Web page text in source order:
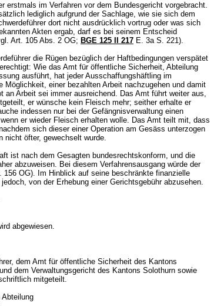
erstmals im Verfahren vor dem Bundesgericht vorgebracht.
lediglich aufgrund der Sachlage, wie sie sich dem
dort nicht ausdrücklich vortrug oder was sich
Akten ergab, darf es bei seinem Entscheid
Art. 105 Abs. 2 OG; BGE 125 II 217 E. 3a S. 221).
die Rügen bezüglich der Haftbedingungen verspätet
Wie das Amt für öffentliche Sicherheit, Abteilung
ausführt, hat jeder Ausschaffungshäftling im
Möglichkeit, einer bezahlten Arbeit nachzugehen und damit
an Arbeit sei immer ausreichend. Das Amt führt weiter aus,
er wünsche kein Fleisch mehr; seither erhalte er
indessen nur bei der Gefängnisverwaltung einen
er wieder Fleisch erhalten wolle. Das Amt teilt mit, dass
sich dieser einer Operation am Gesäss unterzogen
nicht öfter, gewechselt wurde.
ist nach dem Gesagten bundesrechtskonform, und die
abzuweisen. Bei diesem Verfahrensausgang würde der
156 OG). Im Hinblick auf seine beschränkte finanzielle
von der Erhebung einer Gerichtsgebühr abzusehen.
abgewiesen.
dem Amt für öffentliche Sicherheit des Kantons
dem Verwaltungsgericht des Kantons Solothurn sowie
mitgeteilt.